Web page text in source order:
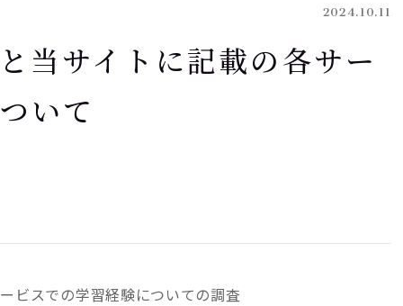
2024.10.11
当サイトに記載の各サー
いて
ビスでの学習経験についての調査